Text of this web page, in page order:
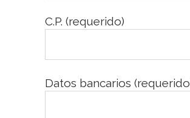
C.P. (requerido)
Datos bancarios